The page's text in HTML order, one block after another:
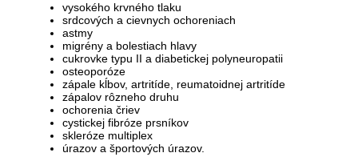
vysokého krvného tlaku
srdcových a cievnych ochoreniach
astmy
migrény a bolestiach hlavy
cukrovke typu II a diabetickej polyneuropatii
osteoporóze
zápale kĺbov, artritíde, reumatoidnej artritíde
zápalov rôzneho druhu
ochorenia čriev
cystickej fibróze prsníkov
skleróze multiplex
úrazov a športových úrazov.